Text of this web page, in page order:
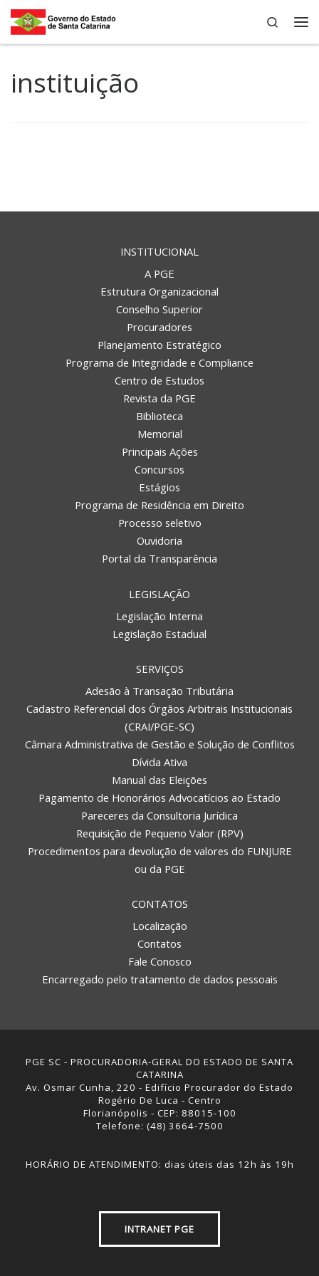
Skip to content
Search
instituição
INSTITUCIONAL
A PGE
Estrutura Organizacional
Conselho Superior
Procuradores
Planejamento Estratégico
Programa de Integridade e Compliance
Centro de Estudos
Revista da PGE
Biblioteca
Memorial
Principais Ações
Concursos
Estágios
Programa de Residência em Direito
Processo seletivo
Ouvidoria
Portal da Transparência
LEGISLAÇÃO
Legislação Interna
Legislação Estadual
SERVIÇOS
Adesão à Transação Tributária
Cadastro Referencial dos Órgãos Arbitrais Institucionais
(CRAI/PGE-SC)
Câmara Administrativa de Gestão e Solução de Conflitos
Dívida Ativa
Manual das Eleições
Pagamento de Honorários Advocatícios ao Estado
Pareceres da Consultoria Jurídica
Requisição de Pequeno Valor (RPV)
Procedimentos para devolução de valores do FUNJURE
ou da PGE
CONTATOS
Localização
Contatos
Fale Conosco
Encarregado pelo tratamento de dados pessoais
PGE SC - PROCURADORIA-GERAL DO ESTADO DE SANTA
CATARINA
Av. Osmar Cunha, 220 - Edifício Procurador do Estado
Rogério De Luca - Centro
Florianópolis - CEP: 88015-100
Telefone: (48) 3664-7500
HORÁRIO DE ATENDIMENTO: dias úteis das 12h às 19h
INTRANET PGE